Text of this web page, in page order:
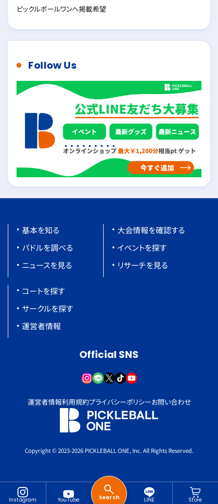
ピックルボールワンへ掲載希望
Follow Us
基本を知る
パドルを調べる
ニュースを見る
大会情報を確認する
イベントを探す
リサーチを見る
コートを探す
サークルを探す
運営者情報
Official SNS
運営者情報利用規約プライバシーポリシーお問い合わせ
Copyright © 2023-2026 PICKLEBALL ONE, Inc. All Rights Reserved.
Instagram YouTube Search LINE Store